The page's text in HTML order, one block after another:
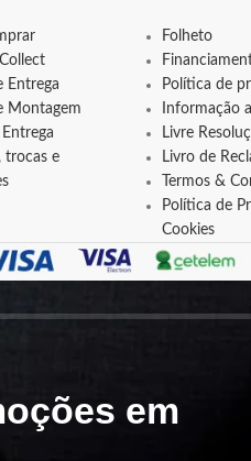
Entrega
Montagem
trocas e
Folheto
Política de
Informação
Livre
Livro de
Termos &
Política de
Cookies
em